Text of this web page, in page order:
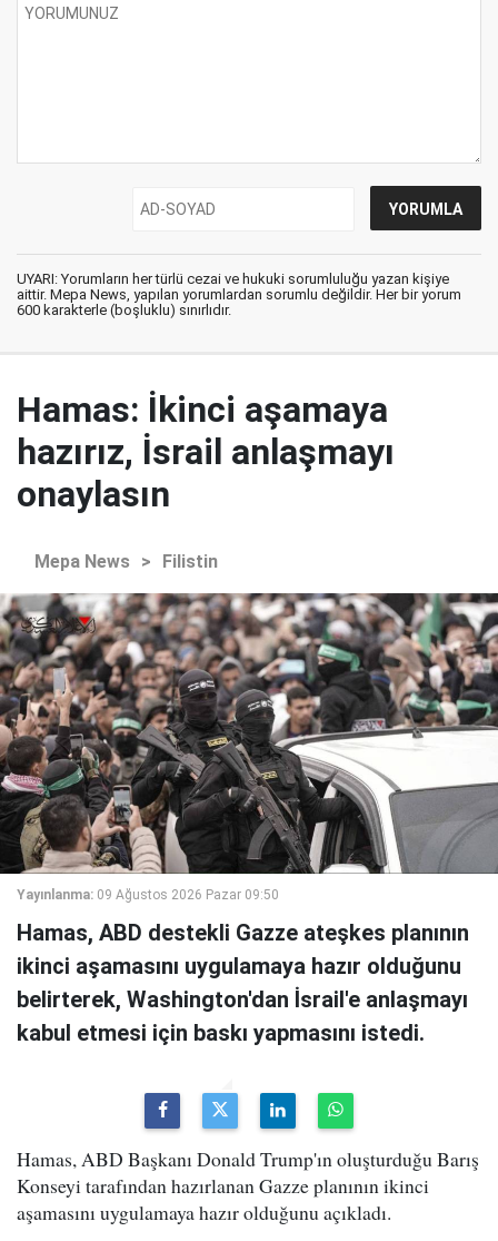
UYARI: Yorumların her türlü cezai ve hukuki sorumluluğu yazan kişiye
aittir. Mepa News, yapılan yorumlardan sorumlu değildir. Her bir yorum
600 karakterle (boşluklu) sınırlıdır.
Hamas: İkinci aşamaya
hazırız, İsrail anlaşmayı
onaylasın
Mepa News > Filistin
Yayınlanma: 09 Ağustos 2026 Pazar 09:50
Hamas, ABD destekli Gazze ateşkes planının
ikinci aşamasını uygulamaya hazır olduğunu
belirterek, Washington'dan İsrail'e anlaşmayı
kabul etmesi için baskı yapmasını istedi.
Hamas, ABD Başkanı Donald Trump'ın oluşturduğu Barış
Konseyi tarafından hazırlanan Gazze planının ikinci
aşamasını uygulamaya hazır olduğunu açıkladı.